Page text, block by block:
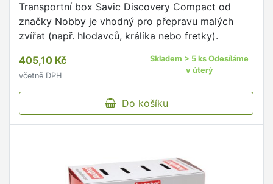
Transportní box Savic Discovery Compact od
značky Nobby je vhodný pro přepravu malých
zvířat (např. hlodavců, králíka nebo fretky).
405,10 Kč
včetně DPH
Skladem > 5 ks Odesíláme
v úterý
Do košíku